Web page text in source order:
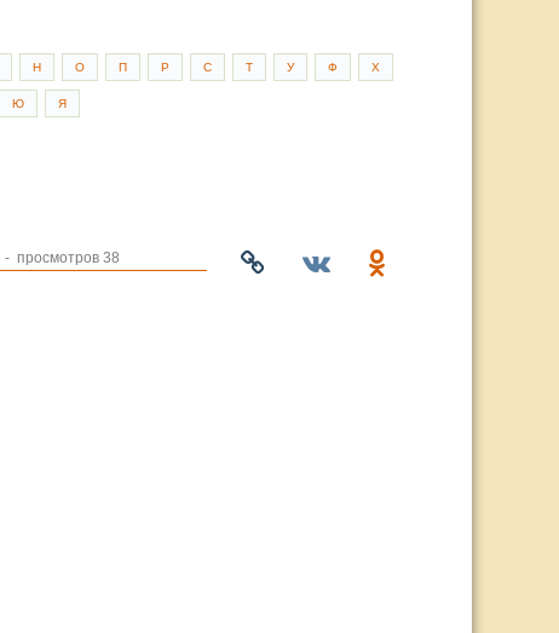
Н О П Р С Т У Ф Х
Ю Я
- просмотров 38